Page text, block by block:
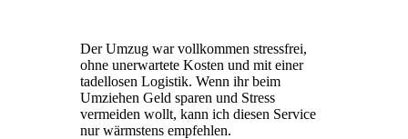
Der Umzug war vollkommen stressfrei,
ohne unerwartete Kosten und mit einer
tadellosen Logistik. Wenn ihr beim
Umziehen Geld sparen und Stress
vermeiden wollt, kann ich diesen Service
nur wärmstens empfehlen.